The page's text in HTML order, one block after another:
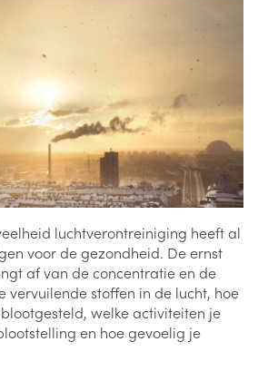
luchtverontreiniging heeft al
voor de gezondheid. De ernst
af van de concentratie en de
vervuilende stoffen in de lucht, hoe
welke activiteiten je
en hoe gevoelig je